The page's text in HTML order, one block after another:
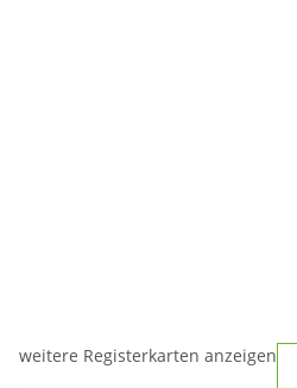
weitere Registerkarten anzeigen